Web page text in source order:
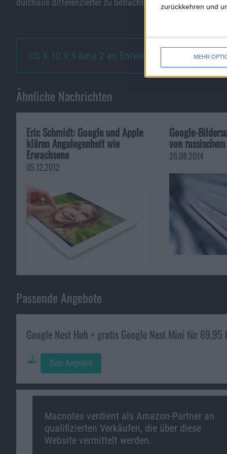
zurückkehren und
MEHR
durchaus differenzierter zu betrachten.
OS X 10.9.5 Beta 2 an Entwickl…
Ähnliche Nachrichten
Eric Schmidt: Google und Apple
klären Angelegenheit wie
Erwachsene
05.12.2012
Google-
von
26.08.2014
Passende Angebote
Google Nest Hub + gratis Google Nest Mini für 69,95
Zum Angebot
Macnotes verdient als Amazon-Partner an
qualifizierten Verkäufen, die über diese
Website vermittelt werden.